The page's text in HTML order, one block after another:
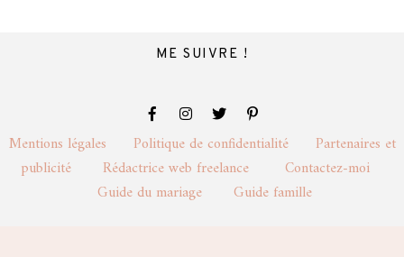
ME SUIVRE !
Mentions légales Politique de confidentialité Partenaires et
publicité Rédactrice web freelance Contactez-moi
Guide du mariage Guide famille